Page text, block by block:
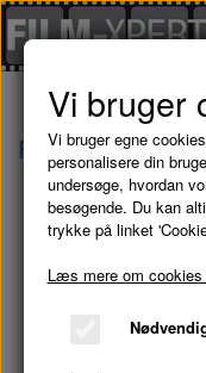
Forside Brugte
Vi bruger
Vi bruger egne
personalisere din
undersøge, hvordan
besøgende. Du kan
trykke på linket
Læs mere om cookies